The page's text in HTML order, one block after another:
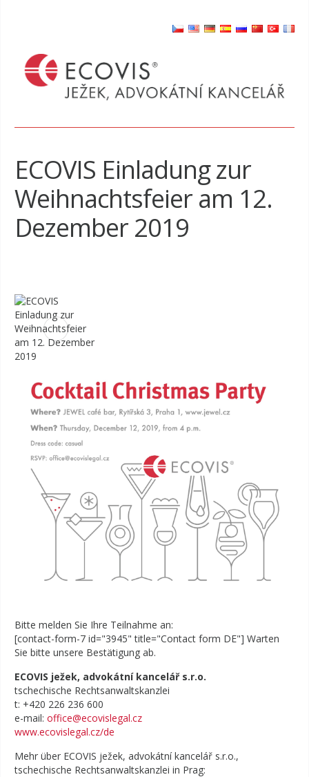
ECOVIS Einladung zur
Weihnachtsfeier am 12.
Dezember 2019
Bitte melden Sie Ihre Teilnahme an:
[contact-form-7 id="3945" title="Contact form DE"] Warten
Sie bitte unsere Bestätigung ab.
ECOVIS ježek, advokátní kancelář s.r.o.
tschechische Rechtsanwaltskanzlei
t: +420 226 236 600
e-mail: office@ecovislegal.cz
www.ecovislegal.cz/de
Mehr über ECOVIS ježek, advokátní kancelář s.r.o.,
tschechische Rechtsanwaltskanzlei in Prag: